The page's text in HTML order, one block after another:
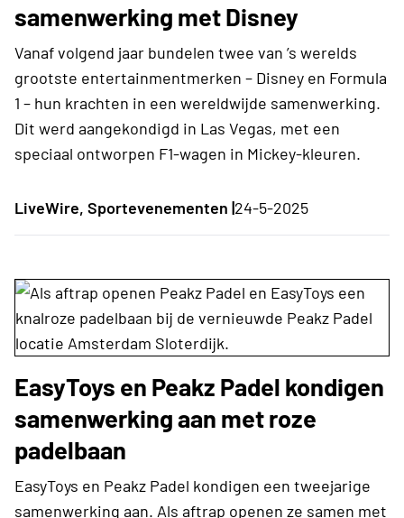
samenwerking met Disney
Vanaf volgend jaar bundelen twee van ’s werelds
grootste entertainmentmerken – Disney en Formula
1 – hun krachten in een wereldwijde samenwerking.
Dit werd aangekondigd in Las Vegas, met een
speciaal ontworpen F1-wagen in Mickey-kleuren.
LiveWire, Sportevenementen |24-5-2025
EasyToys en Peakz Padel kondigen
samenwerking aan met roze
padelbaan
EasyToys en Peakz Padel kondigen een tweejarige
samenwerking aan. Als aftrap openen ze samen met